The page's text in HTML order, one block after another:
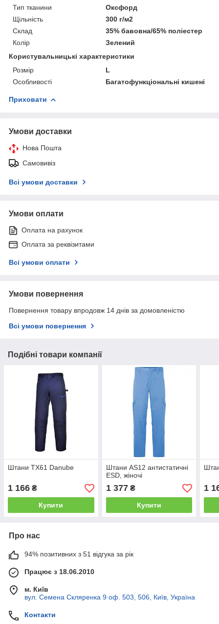
Тип тканини
Оксфорд
Щільність
300 г/м2
Склад
35% бавовна/65% поліестер
Колір
Зелений
Користувальницькі характеристики
Розмір
L
Особливості
Багатофункціональні кишені
Приховати
Умови доставки
Нова Пошта
Самовивіз
Всі умови доставки
Умови оплати
Оплата на рахунок
Оплата за реквізитами
Всі умови оплати
Умови повернення
Повернення товару впродовж 14 днів за домовленістю
Всі умови повернення
Подібні товари компанії
Штани TX61 Danube
1 166 ₴
Купити
Штани AS12 антистатичні
ESD, жіночі
1 377₴
Купити
1
Про нас
94% позитивних з 51 відгука за рік
Працює з 18.06.2010
м. Київ
вул. Семена Скляренка 9 оф. 503, 506, Київ, Україна
Контакти